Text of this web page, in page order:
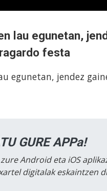
lau egunetan,
festa
egunetan, jendez
GURE APPa!
Android eta iOS
digitalak eskaintzen